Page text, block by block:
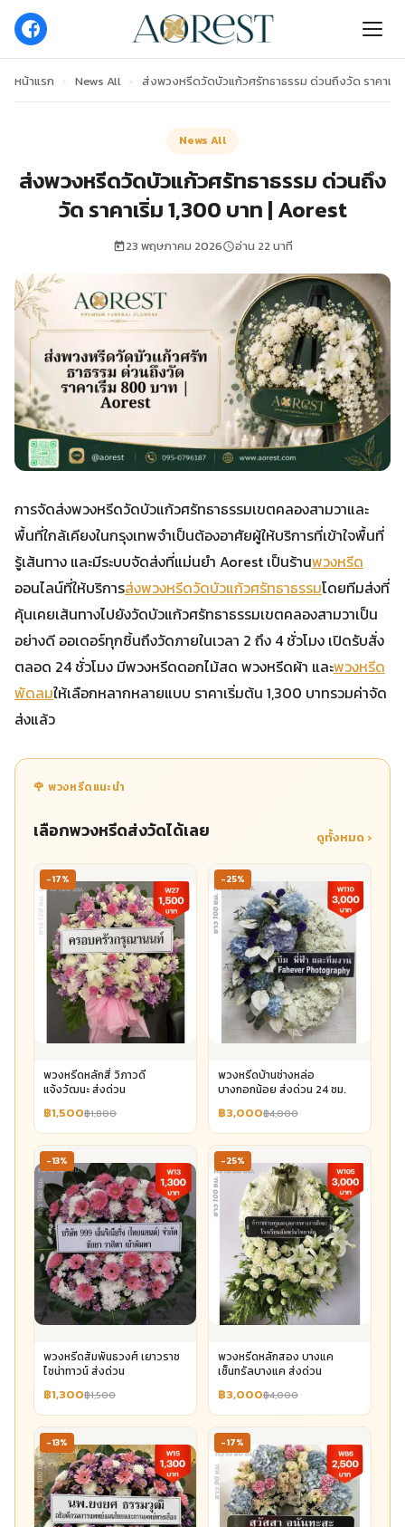
หน้าแรก › News All › ส่งพวงหรีดวัดบัวแก้วศรัทธาธรรม ด่วนถึงวัด ราคาเริ่
News All
ส่งพวงหรีดวัดบัวแก้วศรัทธาธรรม ด่วนถึง
วัด ราคาเริ่ม 1,300 บาท | Aorest
23 พฤษภาคม 2026 อ่าน 22 นาที
การจัดส่งพวงหรีดวัดบัวแก้วศรัทธาธรรมเขตคลองสามวาและ
พื้นที่ใกล้เคียงในกรุงเทพจำเป็นต้องอาศัยผู้ให้บริการที่เข้าใจพื้นที่
รู้เส้นทาง และมีระบบจัดส่งที่แม่นยำ Aorest เป็นร้านพวงหรีด
ออนไลน์ที่ให้บริการส่งพวงหรีดวัดบัวแก้วศรัทธาธรรมโดยทีมส่งที่
คุ้นเคยเส้นทางไปยังวัดบัวแก้วศรัทธาธรรมเขตคลองสามวาเป็น
อย่างดี ออเดอร์ทุกชิ้นถึงวัดภายในเวลา 2 ถึง 4 ชั่วโมง เปิดรับสั่ง
ตลอด 24 ชั่วโมง มีพวงหรีดดอกไม้สด พวงหรีดผ้า และพวงหรีด
พัดลมให้เลือกหลากหลายแบบ ราคาเริ่มต้น 1,300 บาทรวมค่าจัด
ส่งแล้ว
🌹 พวงหรีดแนะนำ
เลือกพวงหรีดส่งวัดได้เลย ดูทั้งหมด ›
-17%
พวงหรีดหลักสี่ วิภาวดี
แจ้งวัฒนะ ส่งด่วน
฿1,500฿1,800
-25%
พวงหรีดบ้านช่างหล่อ
บางกอกน้อย ส่งด่วน 24 ชม.
฿3,000฿4,000
-13%
พวงหรีดสัมพันธวงศ์ เยาวราช
ไชน่าทาวน์ ส่งด่วน
฿1,300฿1,500
-25%
พวงหรีดหลักสอง บางแค
เซ็นทรัลบางแค ส่งด่วน
฿3,000฿4,000
-13% -17%